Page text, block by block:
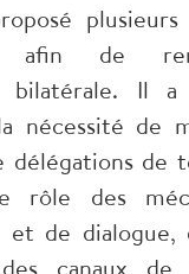
afin de
bilatérale. Il a
nécessité de
délégations de
rôle des
et de dialogue,
canaux de